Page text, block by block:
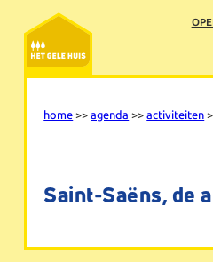
naar
inhoud
home >>agenda >>activiteiten
Saint-Saëns, de